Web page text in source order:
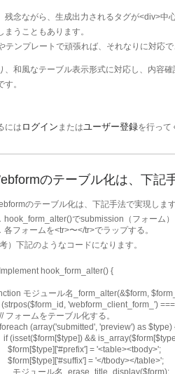
残念ながら、生成出力されるタグが<div>中
まうこともあります。
テンプレートで頑張れば、それなりに対応
、和風なテーブル表示形式に対応し、内容
す。
には ログイン またはユーザー登録を行って
のテーブル化は、下記
のテーブル化は、下記手法で実現します
hook_form_alter()でsubmission（フォーム
各フォームを<tr>〜</tr>でラップする。
）下記のようなコードになります。
hook_form_alter() {
モジュール名_form_alter(&$form,
if (strpos($form_id, 'webform_client_form_')
    // フォームをテーブル化する。
foreach (array('submitted', 'preview') as $type)
if (isset($form[$type]) &&
        $form[$type]['#prefix'] = '<table><tbody>';
        $form[$type]['#suffix'] = '</tbody></table>';
        _モジュール名_erase_title_display($form);